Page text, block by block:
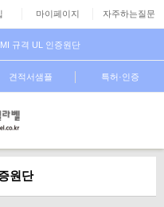
마이페이지 자주하는질문
규격 UL 인증원단
견적서샘플 특허·인증
원단